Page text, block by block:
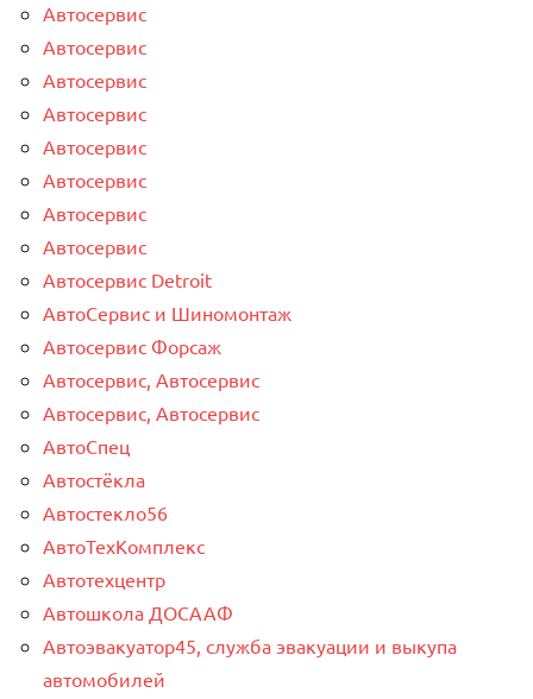
Автосервис
Автосервис
Автосервис
Автосервис
Автосервис
Автосервис
Автосервис
Автосервис
Автосервис Detroit
АвтоСервис и Шиномонтаж
Автосервис Форсаж
Автосервис, Автосервис
Автосервис, Автосервис
АвтоСпец
Автостёкла
Автостекло56
АвтоТехКомплекс
Автотехцентр
Автошкола ДОСААФ
Автоэвакуатор45, служба эвакуации и выкупа
автомобилей